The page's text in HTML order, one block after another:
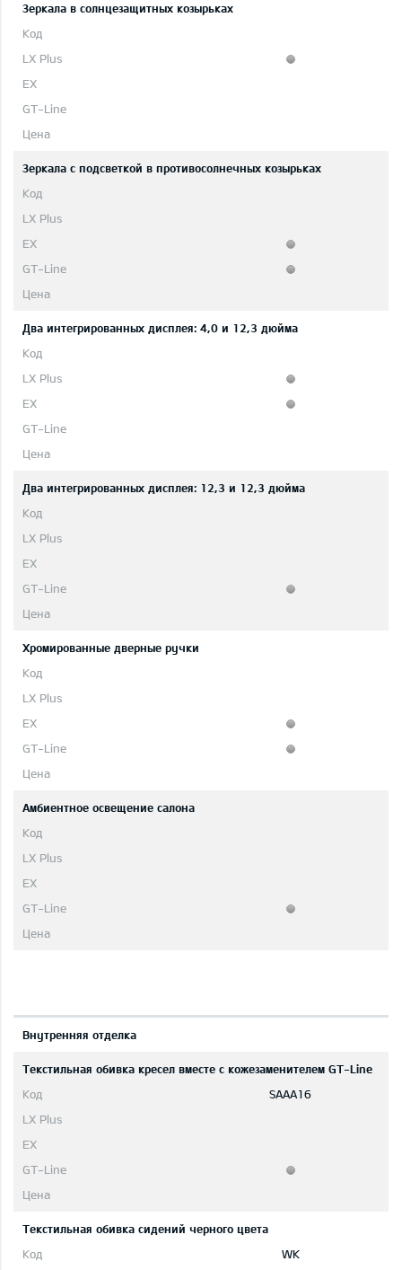
Зеркала в солнцезащитных козырьках
Зеркала с подсветкой в противосолнечных козырьках
Два интегрированных дисплея: 4,0 и 12,3 дюйма
Два интегрированных дисплея: 12,3 и 12,3 дюйма
Хромированные дверные ручки
Aмбиентное освещение салона
Bнутренняя отделка
Текстильная обивка кресел вместе с кожезаменителем GT-Line
SAAA16
Текстильная обивка сидений черного цвета
WK